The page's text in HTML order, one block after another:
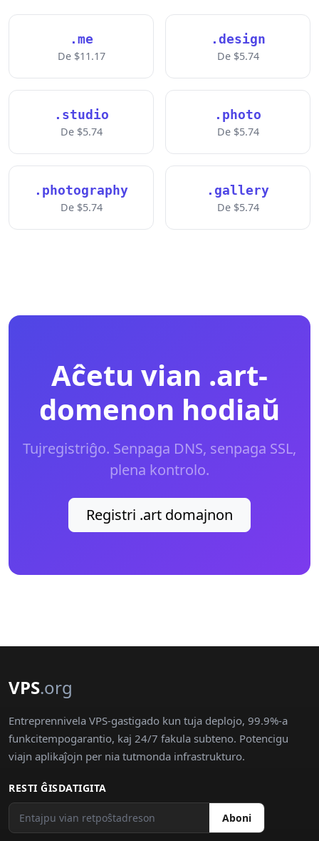
.me
De $11.17
.design
De $5.74
.studio
De $5.74
.photo
De $5.74
.photography
De $5.74
.gallery
De $5.74
Aĉetu vian .art-
domenon hodiaŭ
Tujregistriĝo. Senpaga DNS, senpaga SSL,
plena kontrolo.
Registri .art domajnon
VPS.org
Entreprennivela VPS-gastigado kun tuja deplojo, 99.9%-a
funkcitempogarantio, kaj 24/7 fakula subteno. Potencigu
viajn aplikaĵojn per nia tutmonda infrastrukturo.
RESTI ĜISDATIGITA
Aboni